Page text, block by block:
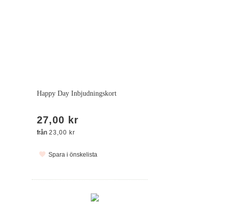
Happy Day Inbjudningskort
27,00 kr
från 23,00 kr
Spara i önskelista